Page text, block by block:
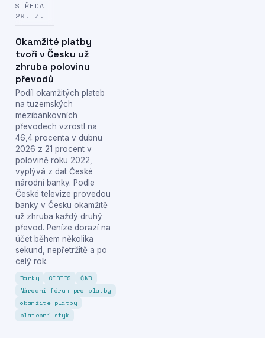
STŘEDA
29. 7.
Okamžité platby
tvoří v Česku už
zhruba polovinu
převodů
Podíl okamžitých plateb
na tuzemských
mezibankovních
převodech vzrostl na
46,4 procenta v dubnu
2026 z 21 procent v
polovině roku 2022,
vyplývá z dat České
národní banky. Podle
České televize provedou
banky v Česku okamžitě
už zhruba každý druhý
převod. Peníze dorazí na
účet během několika
sekund, nepřetržitě a po
celý rok.
Banky CERTIS
ČNB
Národní fórum pro platby
okamžité platby
platební styk